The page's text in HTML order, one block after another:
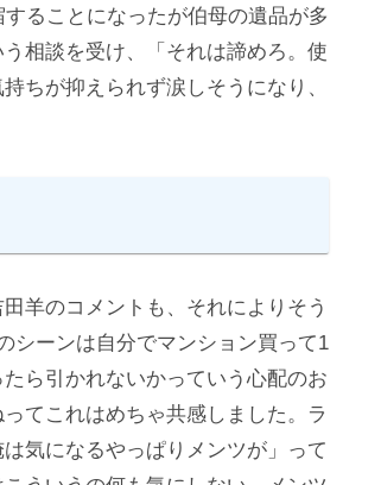
ることになったが伯母の遺品が多
相談を受け、「それは諦めろ。使
ちが抑えられず涙しそうになり、
羊のコメントも、それによりそう
シーンは自分でマンション買って1
ら引かれないかっていう心配のお
てこれはめちゃ共感しました。ラ
気になるやっぱりメンツが」って